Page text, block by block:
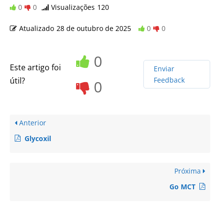
0 0 Visualizações 120
Atualizado 28 de outubro de 2025 0 0
Este artigo foi
útil?
0
0
Enviar
Feedback
Anterior
Glycoxil
Próxima
Go MCT